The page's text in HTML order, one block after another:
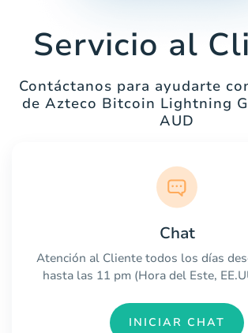
Servicio al
Contáctanos para ayudarte
de Azteco Bitcoin Lightning
AUD
Chat
Atención al Cliente todos los días
hasta las 11 pm (Hora del Este,
INICIAR CHAT